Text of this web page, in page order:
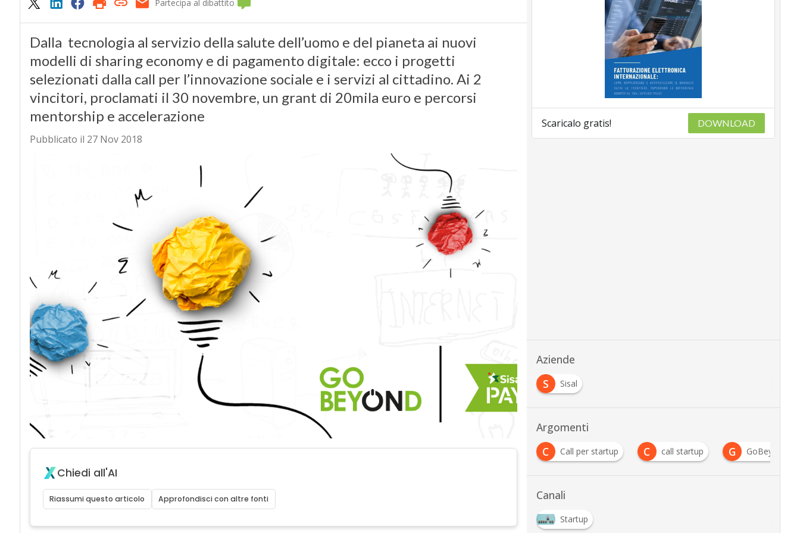
Partecipa al dibattito
Dalla tecnologia al servizio della salute dell’uomo e del pianeta ai nuovi
modelli di sharing economy e di pagamento digitale: ecco i progetti
selezionati dalla call per l’innovazione sociale e i servizi al cittadino. Ai 2
vincitori, proclamati il 30 novembre, un grant di 20mila euro e percorsi
mentorship e accelerazione
Pubblicato il 27 Nov 2018
Chiedi all'AI
Riassumi questo articolo Approfondisci con altre fonti
Scaricalo gratis! DOWNLOAD
Aziende
S
Sisal
Argomenti
C
call for ideas C Call per startup C call startup G GoBeyond
Canali
Startup